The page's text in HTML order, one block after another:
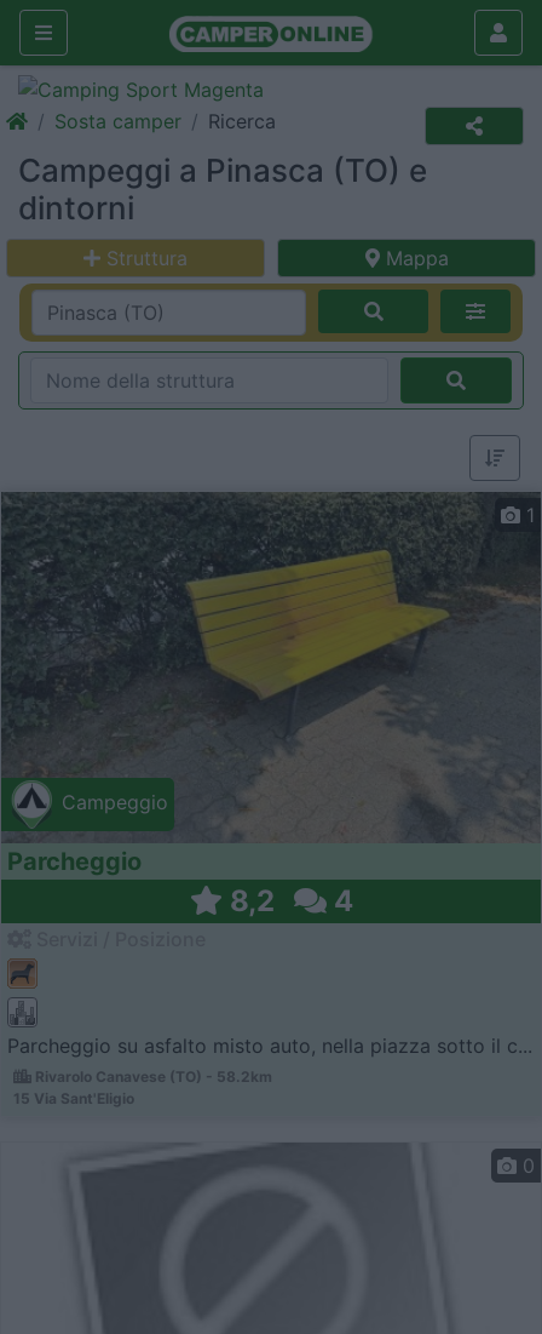
Sosta camper Ricerca
Campeggi a Pinasca (TO) e
dintorni
Struttura Mappa
Campeggio
1
Parcheggio
8,2 4
Parcheggio su asfalto misto auto, nella piazza sotto il c...
Rivarolo Canavese (TO) - 58.2km
15 Via Sant'Eligio
0